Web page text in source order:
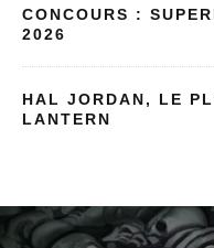
CONCOURS :
2026
HAL JORDAN, LE
LANTERN